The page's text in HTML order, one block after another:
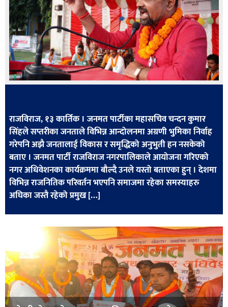
राष्ट्रिय
अन्तराष्ट्रिय
अन्तरबार्ता
अर्थ
मनोरञ्जन
फोटो
/
भिडियो
अन्य
स्वास्थ्य
राजविराज, १३ कार्तिक । जनमत पार्टीका महासचिव चन्दन कुमार
सिंहले सप्तरीका जनताले विभिन्न आन्दोलनमा अग्रणी भुमिका निर्वाह
गरेपनि अझै जनतालाई विकास र समृद्धिको अनुभुती हन नसकेको
बताए । जनमत पार्टी राजविराज नगरपालिकाले आयोजना गरिएको
नगर अधिवेशनका कार्यक्रममा बौल्दै उनले यस्तो बताएका हुन् । देशमा
विभिन्न राजनितिक परिवर्तन भएपनि समाजमा रहेका समस्याहरु
अघिका जस्तै रहेको प्रमुख […]